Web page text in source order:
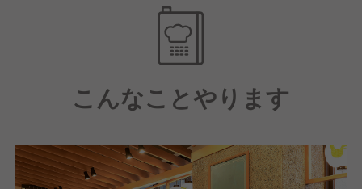
■ワタミで働く従業員は「人が良い」。仕事だけでは
ない一生ものの仲間が見つかる。■ワタミチャレンジ
アワード/仲間と夢を語る会等従業員のキャリア実現
に力を入れた制度もあり、この会社にいれば成長でき
そうと思える環境づくりに力を入れています。
こんなことやります